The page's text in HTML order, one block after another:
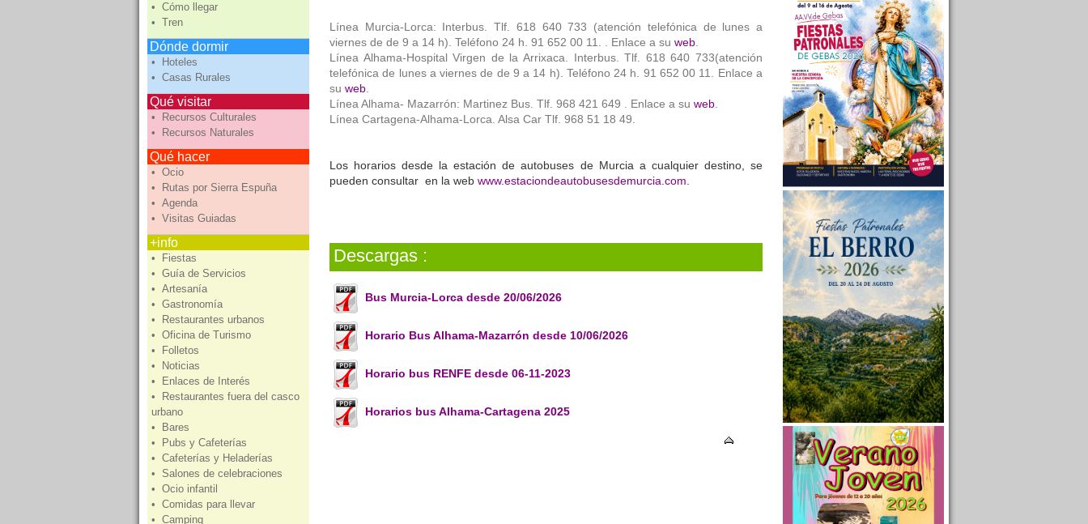
• Cómo llegar
• Tren
Dónde dormir
• Hoteles
• Casas Rurales
Qué visitar
• Recursos Culturales
• Recursos Naturales
Qué hacer
• Ocio
• Rutas por Sierra Espuña
• Agenda
• Visitas Guiadas
+info
• Fiestas
• Guía de Servicios
• Artesanía
• Gastronomía
• Restaurantes urbanos
• Oficina de Turismo
• Folletos
• Noticias
• Enlaces de Interés
• Restaurantes fuera del casco
urbano
• Bares
• Pubs y Cafeterías
• Cafeterías y Heladerías
• Salones de celebraciones
• Ocio infantil
• Comidas para llevar
• Camping
Línea Murcia-Lorca: Interbus. Tlf. 618 640 733 (atención telefónica de lunes a
viernes de de 9 a 14 h). Teléfono 24 h. 91 652 00 11. . Enlace a su web
Línea Alhama-Hospital Virgen de la Arrixaca. Interbus. Tlf. 618 640 733(atención
telefónica de lunes a viernes de de 9 a 14 h). Teléfono 24 h. 91 652 00 11. Enlace a
su web
Línea Alhama- Mazarrón: Martinez Bus. Tlf. 968 421 649 . Enlace a su web
Línea Cartagena-Alhama-Lorca. Alsa Car Tlf. 968 51 18 49.
Los horarios desde la estación de autobuses de Murcia a cualquier destino, se
pueden consultar en la web www.estaciondeautobusesdemurcia.com.
Descargas :
Bus Murcia-Lorca desde 20/06/2026
Horario Bus Alhama-Mazarrón desde 10/06/2026
Horario bus RENFE desde 06-11-2023
Horarios bus Alhama-Cartagena 2025